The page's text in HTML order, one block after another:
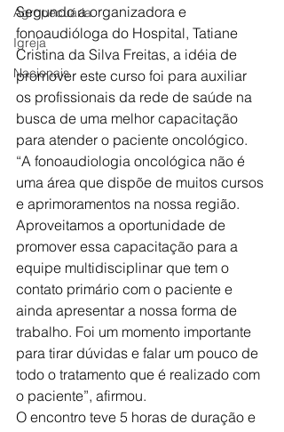
Agropecuária
Igreja
Nacionais
Segundo a organizadora e
fonoaudióloga do Hospital, Tatiane
Cristina da Silva Freitas, a idéia de
promover este curso foi para auxiliar
os profissionais da rede de saúde na
busca de uma melhor capacitação
para atender o paciente oncológico.
“A fonoaudiologia oncológica não é
uma área que dispõe de muitos cursos
e aprimoramentos na nossa região.
Aproveitamos a oportunidade de
promover essa capacitação para a
equipe multidisciplinar que tem o
contato primário com o paciente e
ainda apresentar a nossa forma de
trabalho. Foi um momento importante
para tirar dúvidas e falar um pouco de
todo o tratamento que é realizado com
o paciente”, afirmou.
O encontro teve 5 horas de duração e